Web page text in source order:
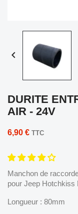

DURITE
AIR - 24V
6,90 € TTC
Manchon de
pour Jeep Hotchkiss
Longueur : 80mm